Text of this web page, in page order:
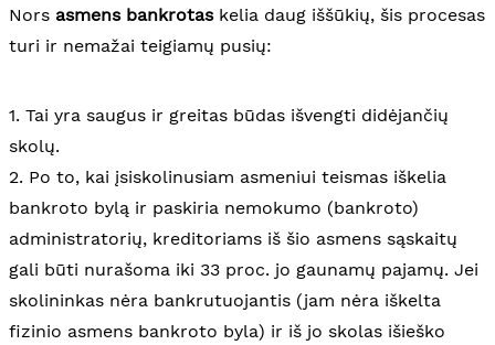
Nors asmens bankrotaskelia daug iššūkių, šis procesas
turi ir nemažai teigiamų pusių:
1. Tai yra saugus ir greitas būdas išvengti didėjančių
skolų.
2. Po to, kai įsiskolinusiam asmeniui teismas iškelia
bankroto bylą ir paskiria nemokumo (bankroto)
administratorių, kreditoriams iš šio asmens sąskaitų
gali būti nurašoma iki 33 proc. jo gaunamų pajamų. Jei
skolininkas nėra bankrutuojantis (jam nėra iškelta
fizinio asmens bankroto byla) ir iš jo skolas išieško